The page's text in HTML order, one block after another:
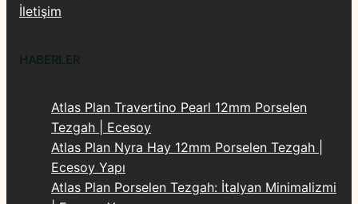
İletişim
HABERLER
Atlas Plan Travertino Pearl 12mm Porselen
Tezgah | Ecesoy
Atlas Plan Nyra Hay 12mm Porselen Tezgah |
Ecesoy Yapı
Atlas Plan Porselen Tezgah: İtalyan Minimalizmi